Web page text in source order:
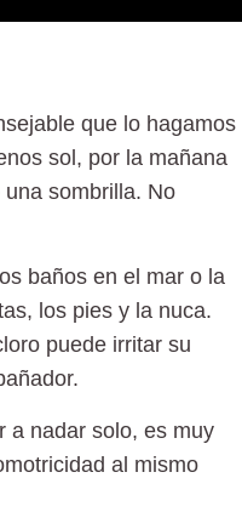
que lo hagamos
sol, por la mañana
sombrilla. No
baños en el mar o la
los pies y la nuca.
puede irritar su
a nadar solo, es muy
al mismo